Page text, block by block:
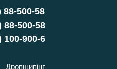
88-500-58
88-500-58
100-900-6
Дропшипінг